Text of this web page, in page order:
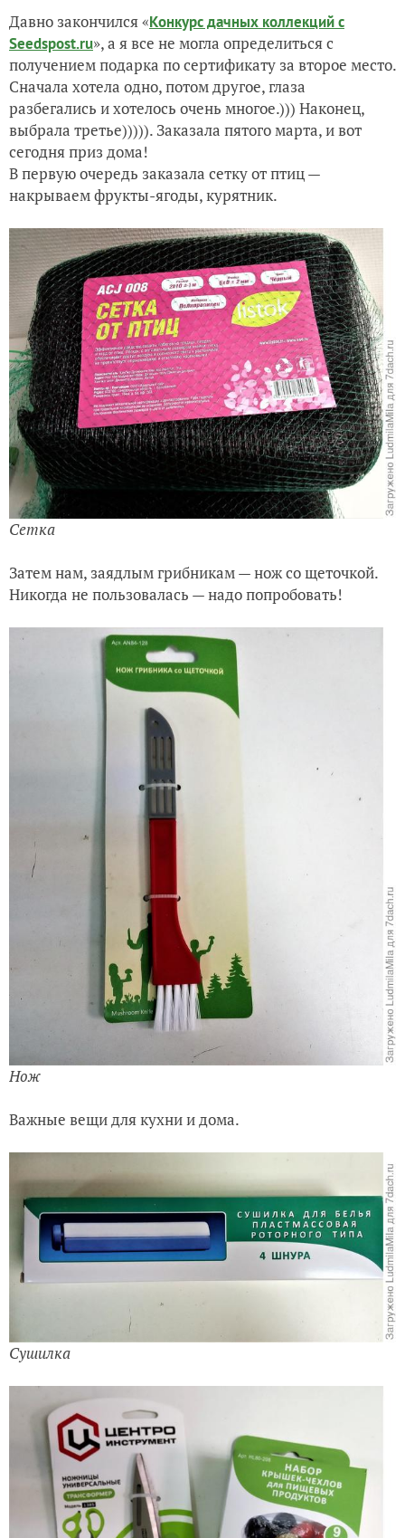
Приз за фотомарафон "Очень тихая охота - собирать
Красота в каждой упаковке!!! Подарок от Seedspost.ru
Давно закончился «Конкурс дачных коллекций с
Seedspost.ru», а я все не могла определиться с
получением подарка по сертификату за второе место.
Сначала хотела одно, потом другое, глаза
разбегались и хотелось очень многое.))) Наконец,
выбрала третье))))). Заказала пятого марта, и вот
сегодня приз дома!
В первую очередь заказала сетку от птиц —
накрываем фрукты-ягоды, курятник.
Сетка
Затем нам, заядлым грибникам — нож со щеточкой.
Никогда не пользовалась — надо попробовать!
Нож
Важные вещи для кухни и дома.
Сушилка